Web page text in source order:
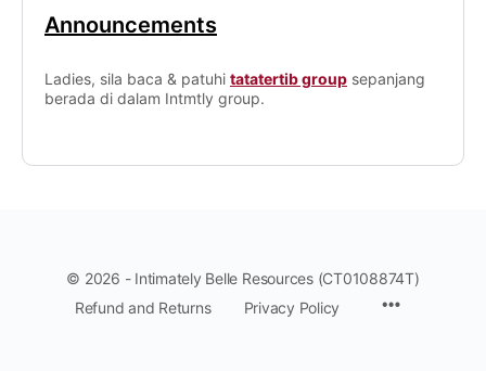
Announcements
Ladies, sila baca & patuhi tatatertib group sepanjang
berada di dalam Intmtly group.
© 2026 - Intimately Belle Resources (CT0108874T)
Refund and Returns
Privacy Policy